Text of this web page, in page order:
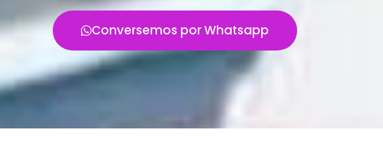
Conversemos por Whatsapp